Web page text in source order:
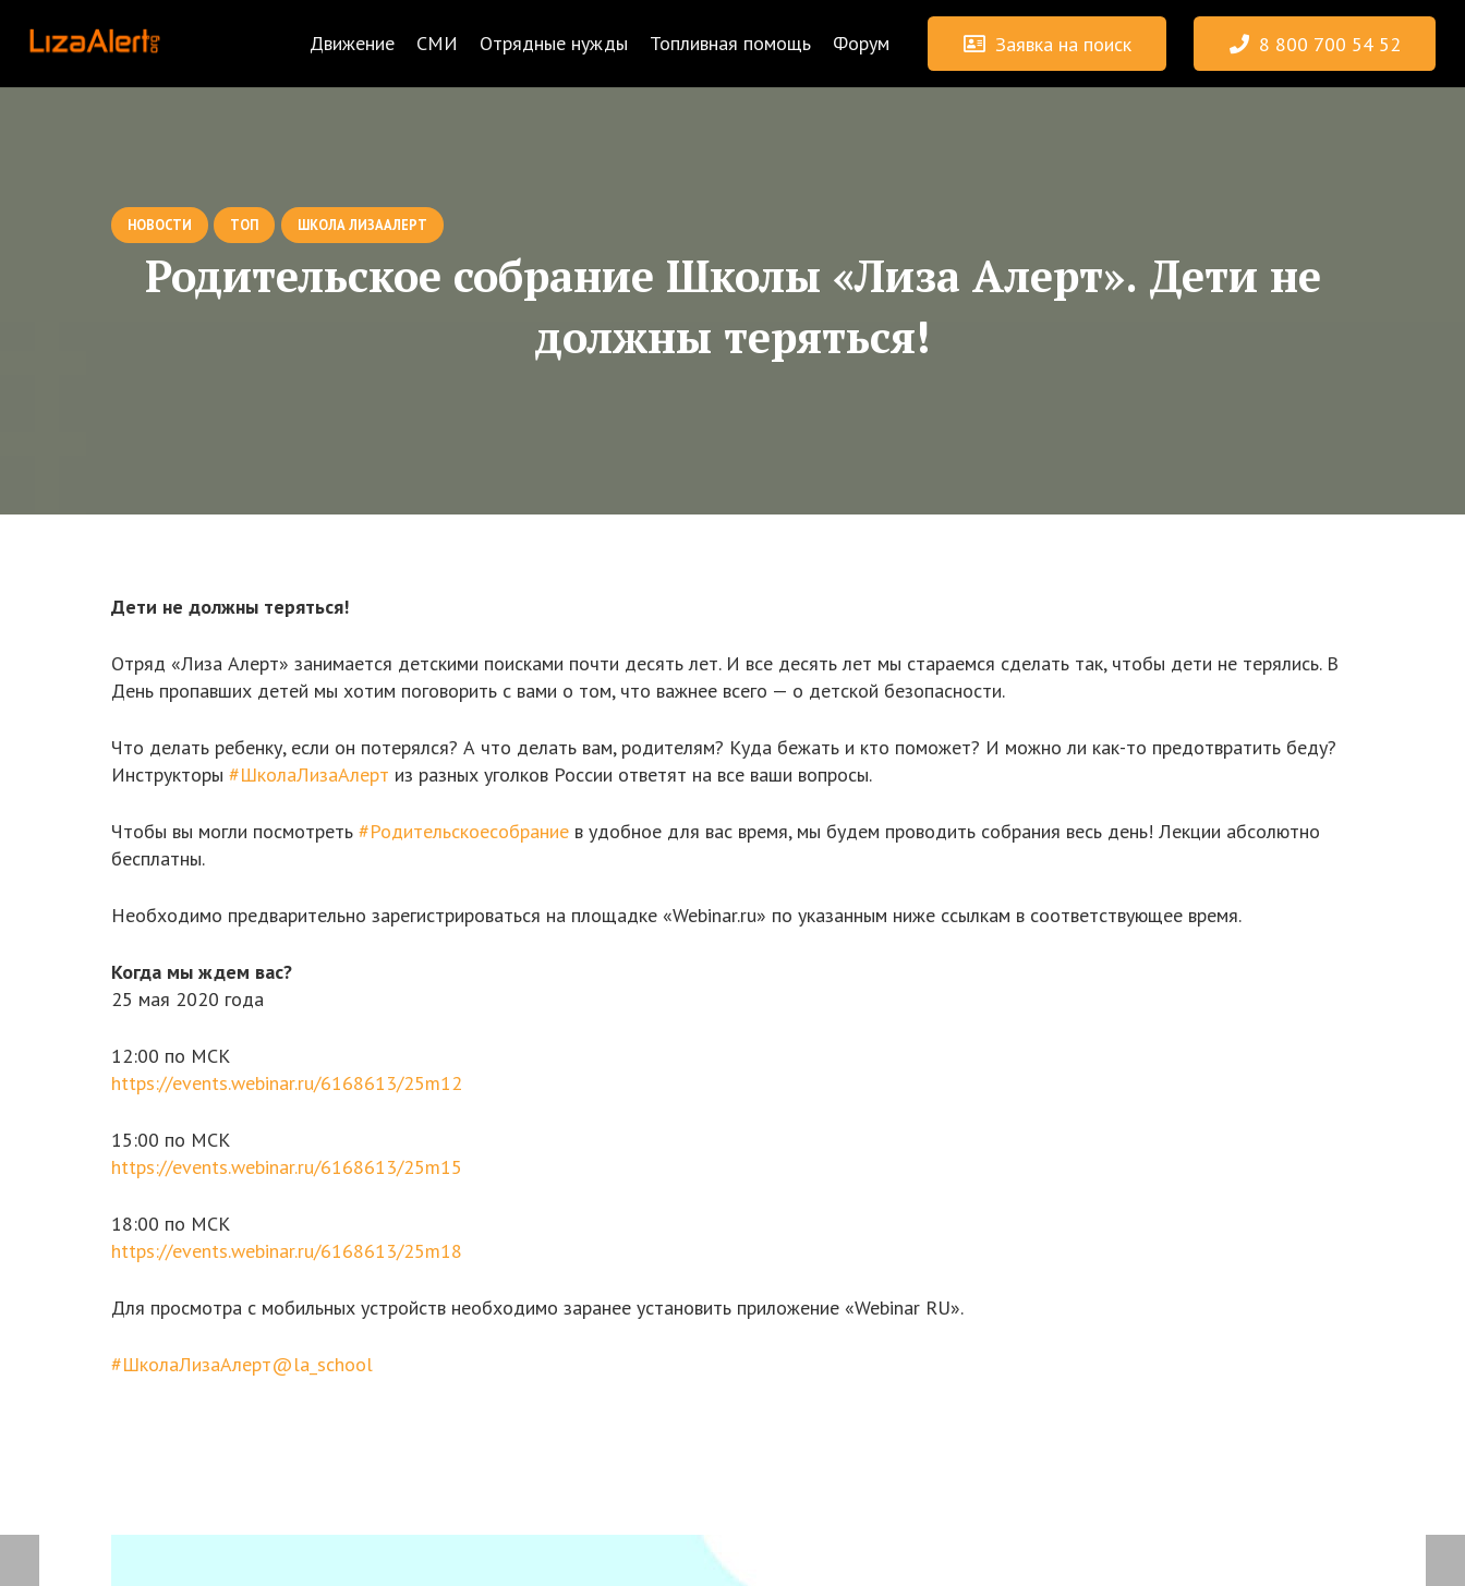
Движение СМИ Отрядные нужды Топливная помощь Форум Заявка на поиск 8 800 700 54 52
НОВОСТИ ТОП ШКОЛА ЛИЗААЛЕРТ
Родительское собрание Школы «Лиза Алерт». Дети не
должны теряться!
Дети не должны теряться!
Отряд «Лиза Алерт» занимается детскими поисками почти десять лет. И все десять лет мы стараемся сделать так, чтобы дети не терялись. В
День пропавших детей мы хотим поговорить с вами о том, что важнее всего — о детской безопасности.
Что делать ребенку, если он потерялся? А что делать вам, родителям? Куда бежать и кто поможет? И можно ли как-то предотвратить беду?
Инструкторы #ШколаЛизаАлерт из разных уголков России ответят на все ваши вопросы.
Чтобы вы могли посмотреть #Родительскоесобрание в удобное для вас время, мы будем проводить собрания весь день! Лекции абсолютно
бесплатны.
Необходимо предварительно зарегистрироваться на площадке «Webinar.ru» по указанным ниже ссылкам в соответствующее время.
Когда мы ждем вас?
25 мая 2020 года
12:00 по МСК
https://events.webinar.ru/6168613/25m12
15:00 по МСК
https://events.webinar.ru/6168613/25m15
18:00 по МСК
https://events.webinar.ru/6168613/25m18
Для просмотра с мобильных устройств необходимо заранее установить приложение «Webinar RU».
#ШколаЛизаАлерт@la_school